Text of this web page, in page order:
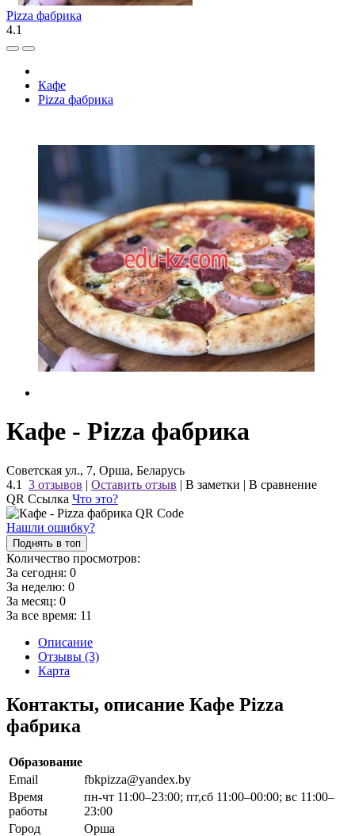
Pizza фабрика
4.1
Кафе
Pizza фабрика
Кафе - Pizza фабрика
Советская ул., 7, Орша, Беларусь
4.1
3 отзывов | Оставить отзыв | В заметки | В сравнение
QR Ссылка Что это?
Нашли ошибку?
Поднять в топ
Количество просмотров:
За сегодня: 0
За неделю: 0
За месяц: 0
За все время: 11
Описание
Отзывы (3)
Карта
Контакты, описание Кафе Pizza
фабрика
Образование
Email
fbkpizza@yandex.by
Время
работы
пн-чт 11:00–23:00; пт,сб 11:00–00:00; вс 11:00–
23:00
Город
Орша